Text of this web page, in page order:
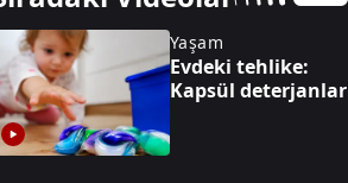
Yaşam
Evdeki tehlike:
Kapsül deterjanlar